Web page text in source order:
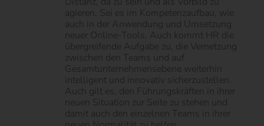
agieren. Sei es im Kompetenzaufbau, wie
auch in der Anwendung und Umsetzung
neuer Online-Tools. Auch kommt HR die
übergreifende Aufgabe zu, die Vernetzung
zwischen den Teams und auf
Gesamtunternehmensebene weiterhin
intelligent und innovativ sicherzustellen.
Auch gilt es, den Führungskräften in ihrer
neuen Situation zur Seite zu stehen und
damit auch den einzelnen Teams in ihrer